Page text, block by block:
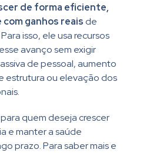
de forma eficiente,
ganhos reais de
isso, ele usa recursos
avanço sem exigir
de pessoal, aumento
estrutura ou elevação dos
quem deseja crescer
e manter a saúde
prazo. Para saber mais e